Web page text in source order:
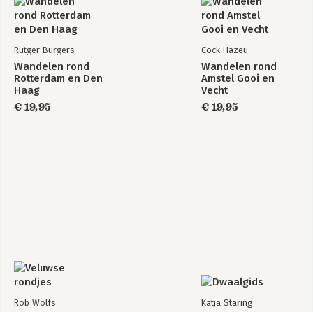
Rutger Burgers
Wandelen rond
Rotterdam en Den
Haag
€ 19,95
Cock Hazeu
Wandelen rond
Amstel Gooi en
Vecht
€ 19,95
Rob Wolfs Katja Staring